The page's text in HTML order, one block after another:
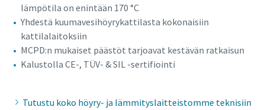
lämpötila on enintään 170 °C
Yhdestä kuumavesihöyrykattilasta kokonaisiin
kattilalaitoksiin
MCPD:n mukaiset päästöt tarjoavat kestävän ratkaisun
Kalustolla CE-, TÜV- & SIL -sertifiointi
Tutustu koko höyry- ja lämmityslaitteistomme teknisiin